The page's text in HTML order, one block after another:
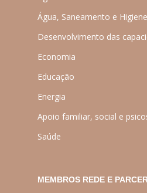
Água, Saneamento e Higiene
Desenvolvimento das
Economia
Educação
Energia
Apoio familiar, social e
Saúde
MEMBROS REDE E